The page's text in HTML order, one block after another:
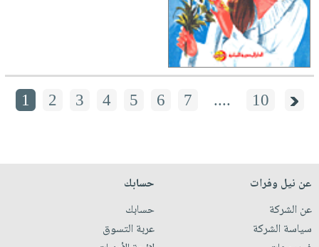
1 2 3 4 5 6 7 .... 10
عن نيل وفرات
عن الشركة
سياسة الشركة
حسابك
حسابك
عربة التسوق